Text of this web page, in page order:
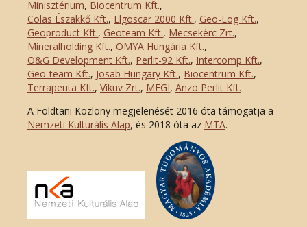
Minisztérium, Biocentrum Kft.,
Colas Északkő Kft., Elgoscar 2000 Kft., Geo-Log Kft.,
Geoproduct Kft., Geoteam Kft., Mecsekérc Zrt.,
Mineralholding Kft., OMYA Hungária Kft.,
O&G Development Kft., Perlit-92 Kft., Intercomp Kft.,
Geo-team Kft., Josab Hungary Kft., Biocentrum Kft.,
Terrapeuta Kft., Vikuv Zrt., MFGI, Anzo Perlit Kft.
A Földtani Közlöny megjelenését 2016 óta támogatja a
Nemzeti Kulturális Alap, és 2018 óta az MTA.